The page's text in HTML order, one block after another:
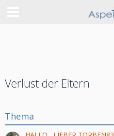
Verlust der Eltern
Thema